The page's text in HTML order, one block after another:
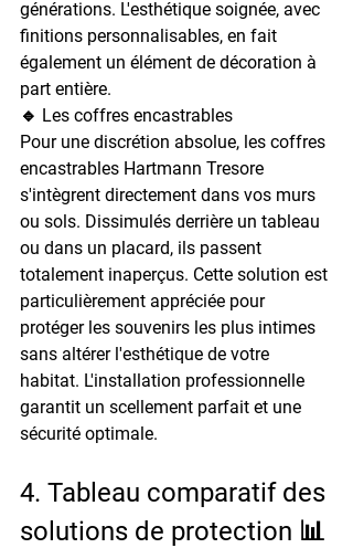
générations. L'esthétique soignée, avec
finitions personnalisables, en fait
également un élément de décoration à
part entière.
🔹 Les coffres encastrables
Pour une discrétion absolue, les coffres
encastrables Hartmann Tresore
s'intègrent directement dans vos murs
ou sols. Dissimulés derrière un tableau
ou dans un placard, ils passent
totalement inaperçus. Cette solution est
particulièrement appréciée pour
protéger les souvenirs les plus intimes
sans altérer l'esthétique de votre
habitat. L'installation professionnelle
garantit un scellement parfait et une
sécurité optimale.
4. Tableau comparatif des
solutions de protection 📊